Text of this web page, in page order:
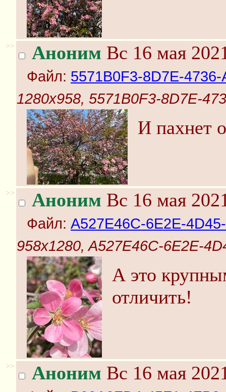
>> Аноним Вс 16 мая
Файл: 5571B0F3-8D7E-
1280x958, 5571B0F3-8D7E-
И пахнет
>> Аноним Вс 16 мая
Файл: A527E46C-6E2E-
958x1280, A527E46C-6E2E-
А это
отличить!
>> Аноним Вс 16 мая